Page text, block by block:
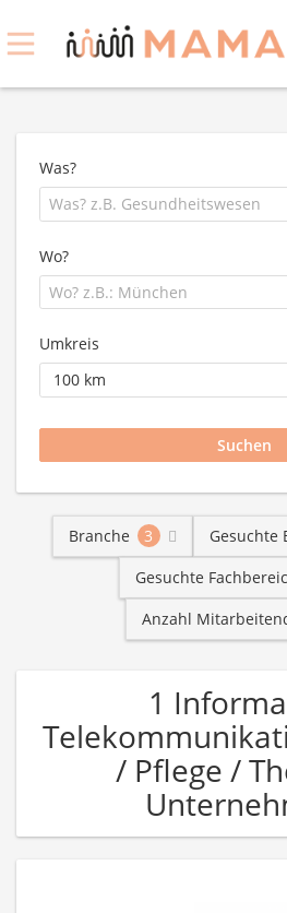
Was?
Wo?
Umkreis
Branche 3 Gesuchte
Gesuchte
Anzahl
1
/ Pflege /